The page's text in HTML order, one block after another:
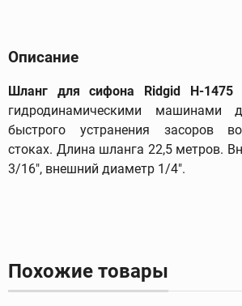
Описание
Шланг для сифона Ridgid Н-1475
гидродинамическими
быстрого устранения засоров
стоках. Длина шланга 22,5 метров.
3/16", внешний диаметр 1/4".
Похожие товары